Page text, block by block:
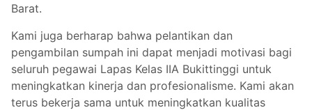
Barat.
Kami juga berharap bahwa pelantikan dan
pengambilan sumpah ini dapat menjadi motivasi bagi
seluruh pegawai Lapas Kelas IIA Bukittinggi untuk
meningkatkan kinerja dan profesionalisme. Kami akan
terus bekerja sama untuk meningkatkan kualitas